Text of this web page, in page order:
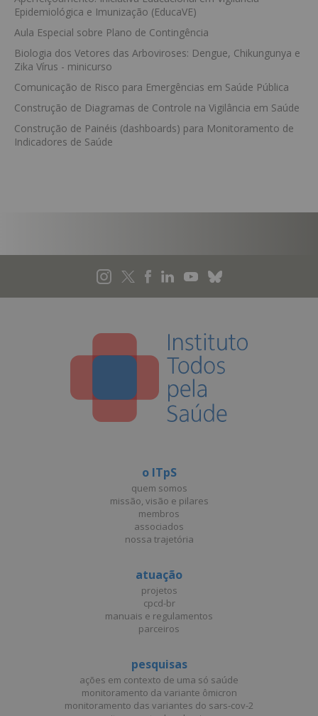
Epidemiológica e Imunização (EducaVE)
Aula Especial sobre Plano de Contingência
Biologia dos Vetores das Arboviroses: Dengue, Chikungunya e
Zika Vírus - minicurso
Comunicação de Risco para Emergências em Saúde Pública
Construção de Diagramas de Controle na Vigilância em Saúde
Construção de Painéis (dashboards) para Monitoramento de
Indicadores de Saúde
o ITpS
quem somos
missão, visão e pilares
membros
associados
nossa trajetória
atuação
projetos
cpcd-br
manuais e regulamentos
parceiros
pesquisas
ações em contexto de uma só saúde
monitoramento da variante ômicron
monitoramento das variantes do sars-cov-2